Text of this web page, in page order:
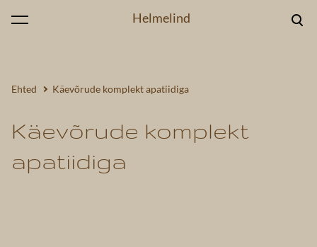
Helmelind
lisati ostukorvi. Vaata ostukorvi
Ehted Käevõrude komplekt apatiidiga
Käevõrude komplekt
apatiidiga